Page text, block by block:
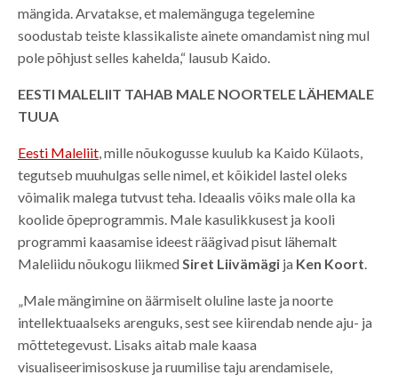
mängida. Arvatakse, et malemänguga tegelemine
soodustab teiste klassikaliste ainete omandamist ning mul
pole põhjust selles kahelda,“ lausub Kaido.
EESTI MALELIIT TAHAB MALE NOORTELE LÄHEMALE
TUUA
Eesti Maleliit , mille nõukogusse kuulub ka Kaido Külaots,
tegutseb muuhulgas selle nimel, et kõikidel lastel oleks
võimalik malega tutvust teha. Ideaalis võiks male olla ka
koolide õpeprogrammis. Male kasulikkusest ja kooli
programmi kaasamise ideest räägivad pisut lähemalt
Maleliidu nõukogu liikmed Siret Liivämägi ja Ken Koort
„Male mängimine on äärmiselt oluline laste ja noorte
intellektuaalseks arenguks, sest see kiirendab nende aju- ja
mõttetegevust. Lisaks aitab male kaasa
visualiseerimisoskuse ja ruumilise taju arendamisele,